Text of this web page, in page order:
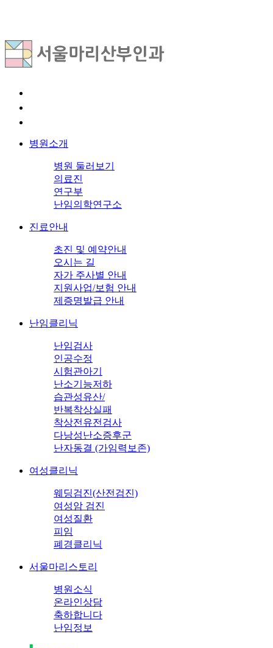
병원소개
병원 둘러보기
의료진
연구부
난임의학연구소
진료안내
초진 및 예약안내
오시는 길
자가 주사별 안내
지원사업/보험 안내
제증명발급 안내
난임클리닉
난임검사
인공수정
시험관아기
난소기능저하
습관성유산/
반복착상실패
착상전유전검사
다낭성난소증후군
난자동결 (가임력보존)
여성클리닉
웨딩검진(산전검진)
여성암 검진
여성질환
피임
폐경클리닉
서울마리스토리
병원소식
온라인상담
축하합니다
난임정보